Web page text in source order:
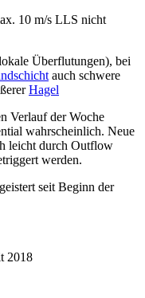
10 m/s LLS nicht
Überflutungen), bei
auch schwere
Hagel
Verlauf der Woche
wahrscheinlich. Neue
leicht durch Outflow
werden.
seit Beginn der
2018